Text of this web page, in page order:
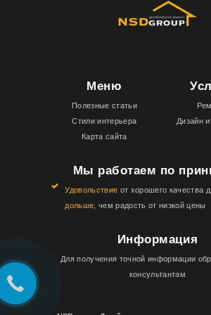
Меню
Полезные статьи
Стили интерьера
Карта сайта
Дизайн
Мы работаем по
Удовольствие от хорошего качества
дольше , чем радость от низкой цены
Информация
Для получения точной информации
консультантам